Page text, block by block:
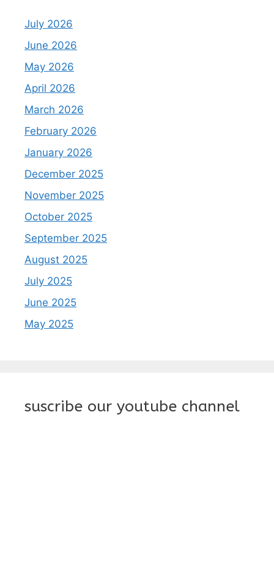
July 2026
June 2026
May 2026
April 2026
March 2026
February 2026
January 2026
December 2025
November 2025
October 2025
September 2025
August 2025
July 2025
June 2025
May 2025
suscribe our youtube channel